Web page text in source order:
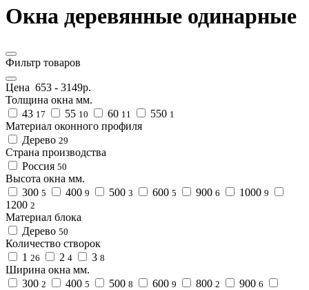
Окна деревянные одинарные
Фильтр товаров
Цена 653 - 3149р.
Толщина окна мм.
43 17 55 10 60 11 550 1
Материал оконного профиля
Дерево 29
Страна производства
Россия 50
Высота окна мм.
300 5 400 9 500 3 600 5 900 6 1000 9
1200 2
Материал блока
Дерево 50
Количество створок
1 26 2 4 3 8
Ширина окна мм.
300 2 400 5 500 8 600 9 800 2 900 6